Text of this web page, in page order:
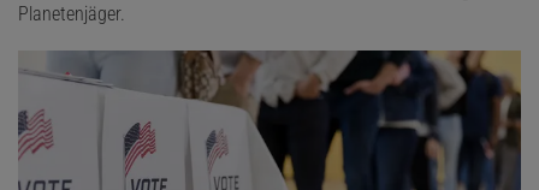
Planetenjäger.